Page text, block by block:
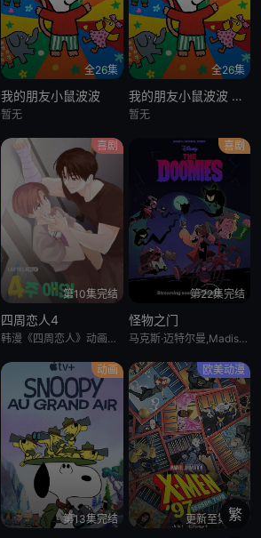
全26集
我的朋友小鼠波波
暂无
全26集
我的朋友小鼠波波 英语版
暂无
喜剧
第10集完结
四周恋人4
韩漫《四周恋人》动画化决定！
喜剧
第22集完结
怪物之门
马克斯·迈特尔曼,Madison Calderon,Noel Gibson,乔恩·贝利,泽赫拉·法扎勒
动画
第13集完结
欧美动漫
更新至第6集
繁